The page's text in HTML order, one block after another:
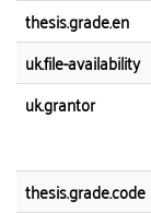
thesis.grade.en
uk.file-availability
uk.grantor
thesis.grade.code